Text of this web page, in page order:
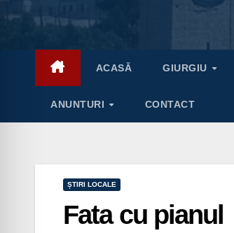
ACASĂ GIURGIU
ANUNTURI CONTACT
ȘTIRI LOCALE
Fata cu pianul